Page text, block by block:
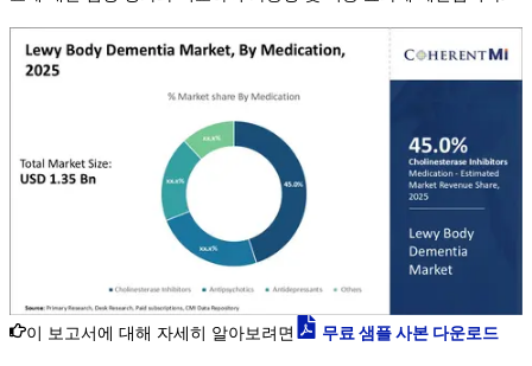
이 보고서에 대해 자세히 알아보려면 무료 샘플 사본 다운로드